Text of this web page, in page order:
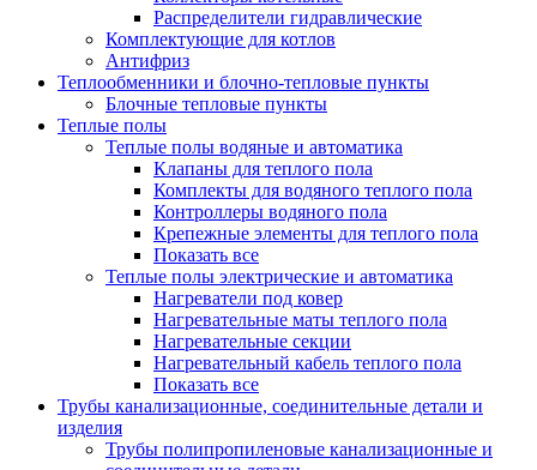
Распределители гидравлические
Комплектующие для котлов
Антифриз
Теплообменники и блочно-тепловые пункты
Блочные тепловые пункты
Теплые полы
Теплые полы водяные и автоматика
Клапаны для теплого пола
Комплекты для водяного теплого пола
Контроллеры водяного пола
Крепежные элементы для теплого пола
Показать все
Теплые полы электрические и автоматика
Нагреватели под ковер
Нагревательные маты теплого пола
Нагревательные секции
Нагревательный кабель теплого пола
Показать все
Трубы канализационные, соединительные детали и
изделия
Трубы полипропиленовые канализационные и